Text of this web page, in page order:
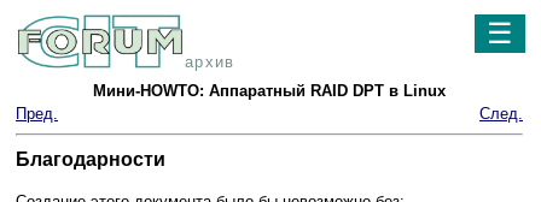
архив
☰
Мини-HOWTO: Аппаратный RAID DPT в Linux
Пред.
След.
Благодарности